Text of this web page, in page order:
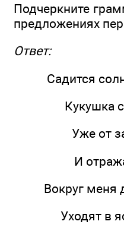
Подчеркните
предложениях
Ответ:
Садится
Кукушка
Уже от
И
Вокруг меня
Уходят в